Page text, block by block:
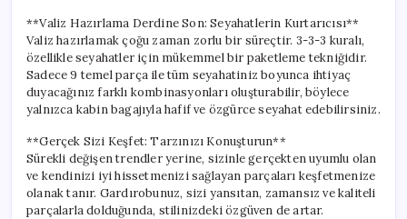
**Valiz Hazırlama Derdine Son: Seyahatlerin Kurtarıcısı**
Valiz hazırlamak çoğu zaman zorlu bir süreçtir. 3-3-3 kuralı,
özellikle seyahatler için mükemmel bir paketleme tekniğidir.
Sadece 9 temel parça ile tüm seyahatiniz boyunca ihtiyaç
duyacağınız farklı kombinasyonları oluşturabilir, böylece
yalnızca kabin bagajıyla hafif ve özgürce seyahat edebilirsiniz.
**Gerçek Sizi Keşfet: Tarzınızı Konuşturun**
Sürekli değişen trendler yerine, sizinle gerçekten uyumlu olan
ve kendinizi iyi hissetmenizi sağlayan parçaları keşfetmenize
olanak tanır. Gardırobunuz, sizi yansıtan, zamansız ve kaliteli
parçalarla dolduğunda, stilinizdeki özgüven de artar.